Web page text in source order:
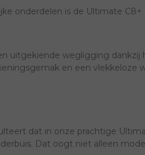
onderdelen is de Ultimate
uitgekiende wegligging dankzij
en een vlekkeloze
dat in onze prachtige
Dat oogt niet alleen